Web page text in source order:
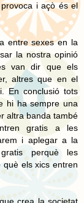
i açò és el
entre sexes en la
la nostra opinió
van dir que els
altres que en el
En conclusió tots
hi ha sempre una
altra banda també
gratis a les
i aplegar a la
perquè les
els xics entren